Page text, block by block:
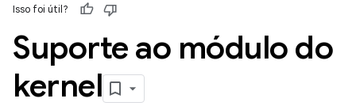
Isso foi útil?
Suporte ao módulo do
kernel